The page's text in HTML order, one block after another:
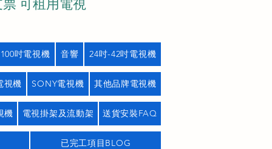
可租用電視
吋電視機 音響 24吋-42吋電視機
視機 SONY電視機 其他品牌電視機
機 電視掛架及流動架 送貨安裝FAQ
已完工項目BLOG